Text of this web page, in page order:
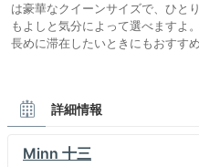
は豪華なクイーンサイズで、ひと
もよしと気分によって選べますよ
長めに滞在したいときにもおすす
詳細情報
Minn 十三